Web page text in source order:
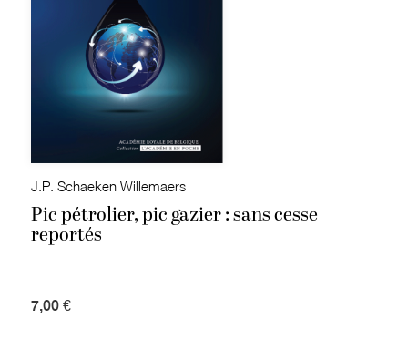
J.P. Schaeken Willemaers
Pic pétrolier, pic gazier : sans cesse
reportés
7,00 €